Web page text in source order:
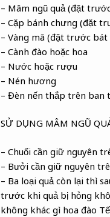
– Mâm ngũ quả (đặt
– Cặp bánh chưng (đặt
– Vàng mã (đặt trước
– Cành đào hoặc hoa
– Nước hoặc rượu
– Nén hương
– Đèn nến thắp trên ban
SỬ DỤNG MÂM NGŨ
– Chuối cần giữ nguyên
– Bưởi cần giữ nguyên
– Ba loại quả còn lại thì
trước khi quả bị hỏng
không khác gì hoa đào